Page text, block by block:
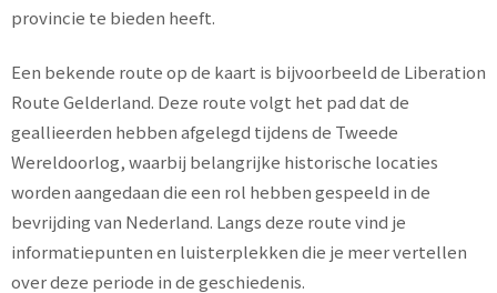
provincie te bieden heeft.
Een bekende route op de kaart is bijvoorbeeld de Liberation
Route Gelderland. Deze route volgt het pad dat de
geallieerden hebben afgelegd tijdens de Tweede
Wereldoorlog, waarbij belangrijke historische locaties
worden aangedaan die een rol hebben gespeeld in de
bevrijding van Nederland. Langs deze route vind je
informatiepunten en luisterplekken die je meer vertellen
over deze periode in de geschiedenis.